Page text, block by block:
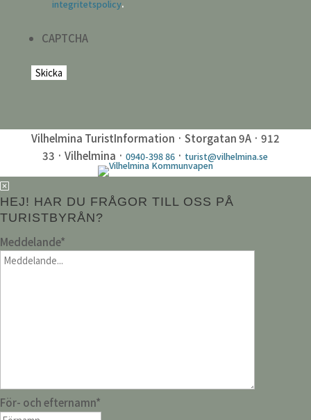
integritetspolicy.
CAPTCHA
Vilhelmina TuristInformation · Storgatan 9A · 912
33 · Vilhelmina ·0940-398 86 · turist@vilhelmina.se
HEJ! HAR DU FRÅGOR TILL OSS PÅ
TURISTBYRÅN?
Meddelande*
För- och efternamn*